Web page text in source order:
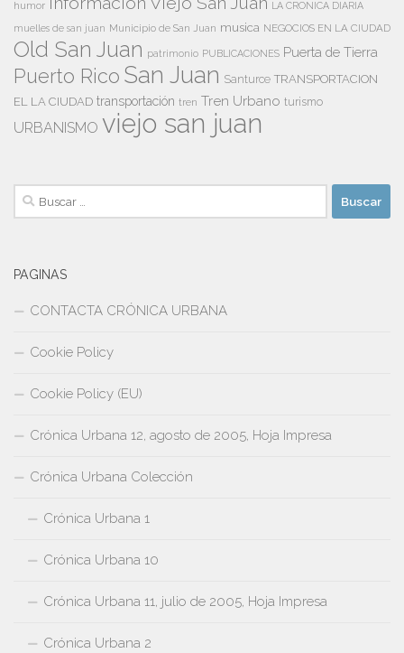
humor LA CRONICA DIARIA
muelles de san juan Municipio de San Juan musica NEGOCIOS EN LA CIUDAD
Old San Juan patrimonio PUBLICACIONES Puerta de Tierra
Puerto Rico San Juan Santurce TRANSPORTACION
EL LA CIUDAD transportación tren Tren Urbano turismo
URBANISMO viejo san juan
Buscar:
PAGINAS
CONTACTA CRÓNICA URBANA
Cookie Policy
Cookie Policy (EU)
Crónica Urbana 12, agosto de 2005, Hoja Impresa
Crónica Urbana Colección
Crónica Urbana 1
Crónica Urbana 10
Crónica Urbana 11, julio de 2005, Hoja Impresa
Crónica Urbana 2